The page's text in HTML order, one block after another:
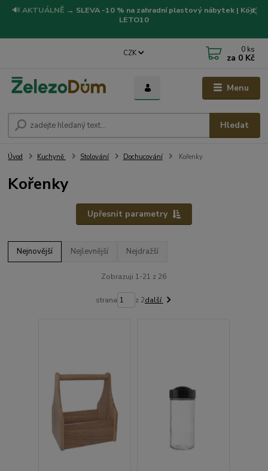
🔊 AKTUÁLNĚ → SLEVA -10 % na zahradní plastový nábytek | Kód:
LETO10
Menu
CZK
Hledat
0 ks
za 0 Kč
Úvod Kuchyně Stolování Dochucování Kořenky
Kořenky
Upřesnit parametry
Nejnovější Nejlevnější Nejdražší
Zobrazuji 1-21 z 26
strana z 2další